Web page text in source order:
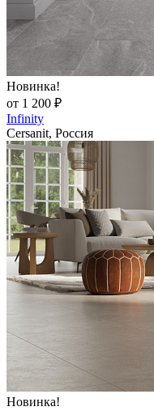
Новинка!
от 1 200 ₽
Infinity
Cersanit, Россия
Новинка!